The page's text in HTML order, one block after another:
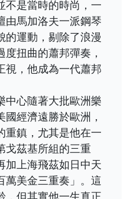
不是當時的時尚，一
由馬加洛夫一派鋼琴
的運動，剔除了浪漫
扭曲的蕭邦彈奏，
視，他成為一代蕭邦
中心隨著大批歐洲樂
國經濟遠勝於歐洲，
重鎮，尤其是他在一
戈茲基所組的三重
加上海飛茲如日中天
萬美金三重奏」。這
，但其實他一生真正